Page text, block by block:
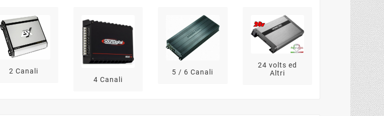
2 Canali
4 Canali
5 / 6 Canali
24 volts ed
Altri
Nautici